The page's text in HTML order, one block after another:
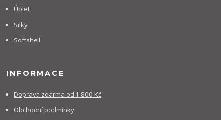
Úplet
Silky
Softshell
INFORMACE
Doprava zdarma od 1 800 Kč
Obchodní podmínky